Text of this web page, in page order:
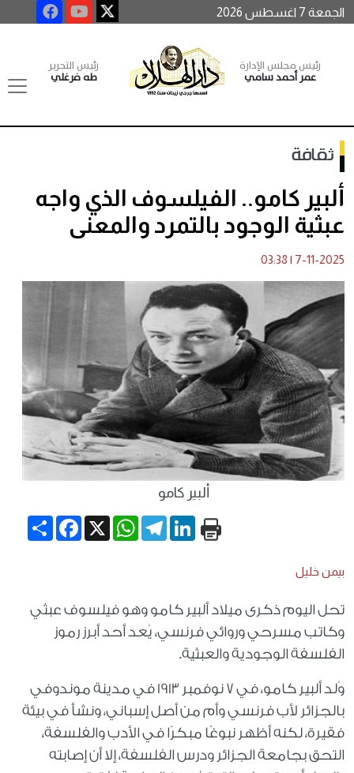
الجمعة 7 اغسطس 2026
رئيس مجلس الإدارة
عمر أحمد سامي
رئيس التحرير
طه فرغلي
ثقافة
ألبير كامو.. الفيلسوف الذي واجه
عبثية الوجود بالتمرد والمعنى
7-11-2025
|
03:38
ألبير كامو
Share
Facebook X
WhatsApp
TelegramLinkedIn
بيمن خليل
تحل اليوم ذكرى ميلاد ألبير كامو وهو فيلسوف عبثي
وكاتب مسرحي وروائي فرنسي، يُعد أحد أبرز رموز
الفلسفة الوجودية والعبثية.
وُلد ألبير كامو، في 7 نوفمبر 1913 في مدينة موندوفي
بالجزائر لأب فرنسي وأم من أصل إسباني، ونشأ في بيئة
فقيرة، لكنه أظهر نبوغًا مبكرًا في الأدب والفلسفة،
التحق بجامعة الجزائر ودرس الفلسفة، إلا أن إصابته